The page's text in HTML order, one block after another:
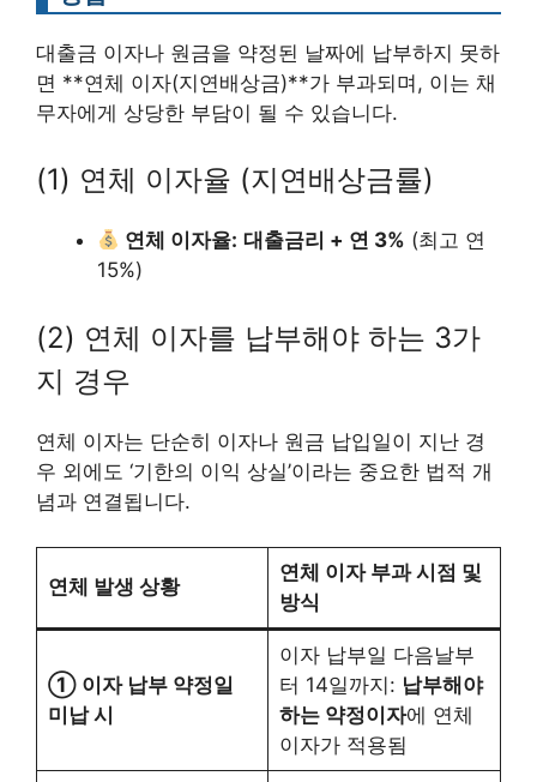
대출금 이자나 원금을 약정된 날짜에 납부하지 못하
면 **연체 이자(지연배상금)**가 부과되며, 이는 채
무자에게 상당한 부담이 될 수 있습니다.
(1) 연체 이자율 (지연배상금률)
연체 이자율: 대출금리 + 연 3% (최고 연
15%)
(2) 연체 이자를 납부해야 하는 3가
지 경우
연체 이자는 단순히 이자나 원금 납입일이 지난 경
우 외에도 ‘기한의 이익 상실’이라는 중요한 법적 개
념과 연결됩니다.
연체 발생 상황
연체 이자 부과 시점 및
방식
① 이자 납부 약정일
미납 시
이자 납부일 다음날부
터 14일까지: 납부해야
하는 약정이자에 연체
이자가 적용됨